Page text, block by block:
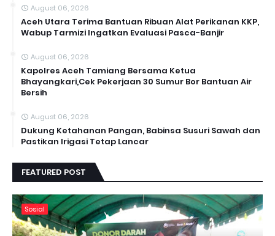
August 06, 2026
Aceh Utara Terima Bantuan Ribuan Alat Perikanan KKP,
Wabup Tarmizi Ingatkan Evaluasi Pasca-Banjir
August 06, 2026
Kapolres Aceh Tamiang Bersama Ketua
Bhayangkari,Cek Pekerjaan 30 Sumur Bor Bantuan Air
Bersih
August 06, 2026
Dukung Ketahanan Pangan, Babinsa Susuri Sawah dan
Pastikan Irigasi Tetap Lancar
FEATURED POST
Sosial